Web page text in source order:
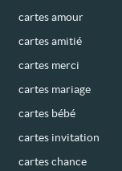
cartes amour
cartes amitié
cartes merci
cartes mariage
cartes bébé
cartes invitation
cartes chance